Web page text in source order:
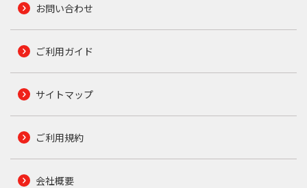
お問い合わせ
ご利用ガイド
サイトマップ
ご利用規約
会社概要